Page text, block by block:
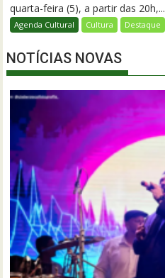
quarta-feira (5), a partir das 20h,...
Agenda Cultural Cultura Destaque
NOTÍCIAS NOVAS